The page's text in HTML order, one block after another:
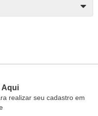
Aqui
realizar seu cadastro em